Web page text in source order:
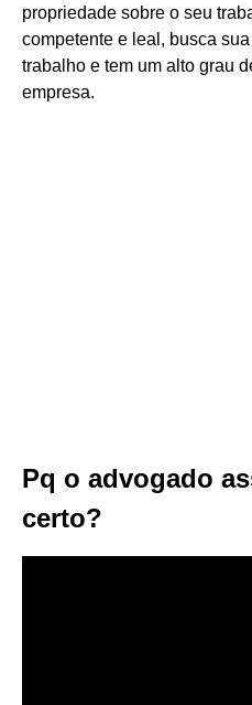
propriedade sobre o seu
competente e leal, busca
trabalho e tem um alto grau
empresa.
Pq o advogado
certo?